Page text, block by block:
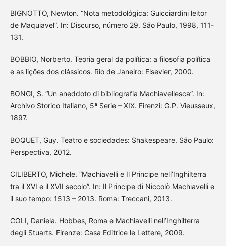
BIGNOTTO, Newton. “Nota metodológica: Guicciardini leitor
de Maquiavel”. In: Discurso, número 29. São Paulo, 1998, 111-
131.
BOBBIO, Norberto. Teoria geral da política: a filosofia política
e as lições dos clássicos. Rio de Janeiro: Elsevier, 2000.
BONGI, S. “Un aneddoto di bibliografia Machiavellesca”. In:
Archivo Storico Italiano, 5ª Serie – XIX. Firenzi: G.P. Vieusseux,
1897.
BOQUET, Guy. Teatro e sociedades: Shakespeare. São Paulo:
Perspectiva, 2012.
CILIBERTO, Michele. “Machiavelli e Il Principe nell’Inghilterra
tra il XVI e il XVII secolo”. In: Il Principe di Niccolò Machiavelli e
il suo tempo: 1513 – 2013. Roma: Treccani, 2013.
COLI, Daniela. Hobbes, Roma e Machiavelli nell’Inghilterra
degli Stuarts. Firenze: Casa Editrice le Lettere, 2009.